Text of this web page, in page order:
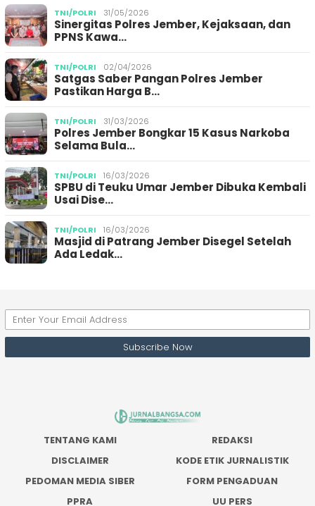
TNI/POLRI 31/05/2026
Sinergitas Polres Jember, Kejaksaan, dan
PPNS Kawa…
TNI/POLRI 02/04/2026
Satgas Saber Pangan Polres Jember
Pastikan Harga B…
TNI/POLRI 31/03/2026
Polres Jember Bongkar 15 Kasus Narkoba
Selama Bula…
TNI/POLRI 16/03/2026
SPBU di Teuku Umar Jember Dibuka Kembali
Usai Dise…
TNI/POLRI 16/03/2026
Masjid di Patrang Jember Disegel Setelah
Ada Ledak…
TENTANG KAMI
REDAKSI
DISCLAIMER
KODE ETIK JURNALISTIK
PEDOMAN MEDIA SIBER
FORM PENGADUAN
PPRA
UU PERS